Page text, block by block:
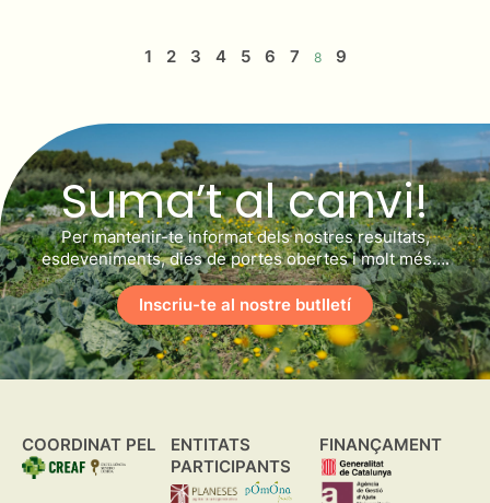
1 2 3 4 5 6 7 8 9
Suma’t al canvi!
Per mantenir-te informat dels nostres resultats,
esdeveniments, dies de portes obertes i molt més….
Inscriu-te al nostre butlletí
COORDINAT PEL
ENTITATS
PARTICIPANTS
FINANÇAMENT